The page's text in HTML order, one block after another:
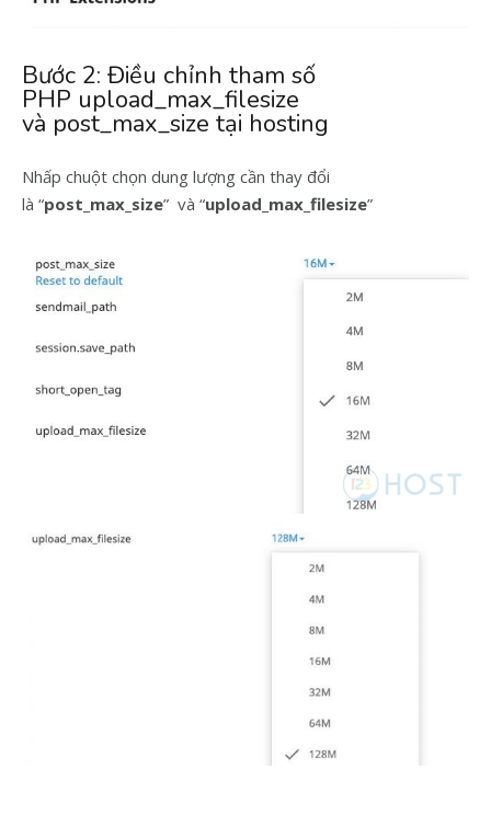
Bước 2: Điều chỉnh tham số
PHP upload_max_filesize
và post_max_size tại hosting
Nhấp chuột chọn dung lượng cần thay đổi
là “post_max_size” và “upload_max_filesize”